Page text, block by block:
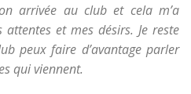
arrivée au club et cela m’a
et mes désirs. Je reste
peux faire d’avantage parler
qui viennent.